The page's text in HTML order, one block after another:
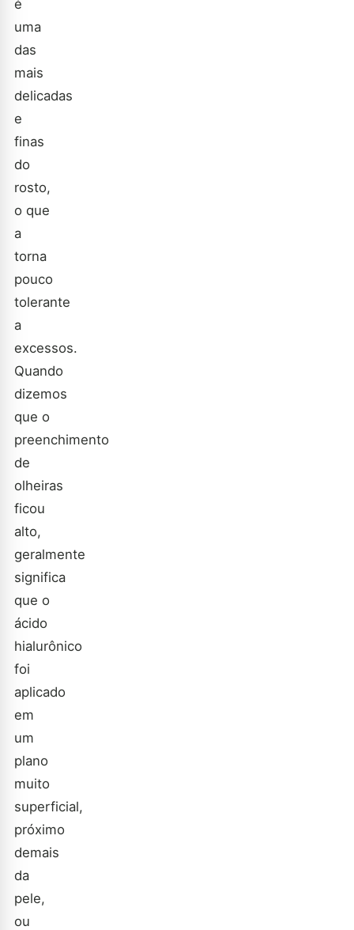
é
uma
das
mais
delicadas
e
finas
do
rosto,
o que
a
torna
pouco
tolerante
a
excessos.
Quando
dizemos
que o
preenchimento
de
olheiras
ficou
alto,
geralmente
significa
que o
ácido
hialurônico
foi
aplicado
em
um
plano
muito
superficial,
próximo
demais
da
pele,
ou